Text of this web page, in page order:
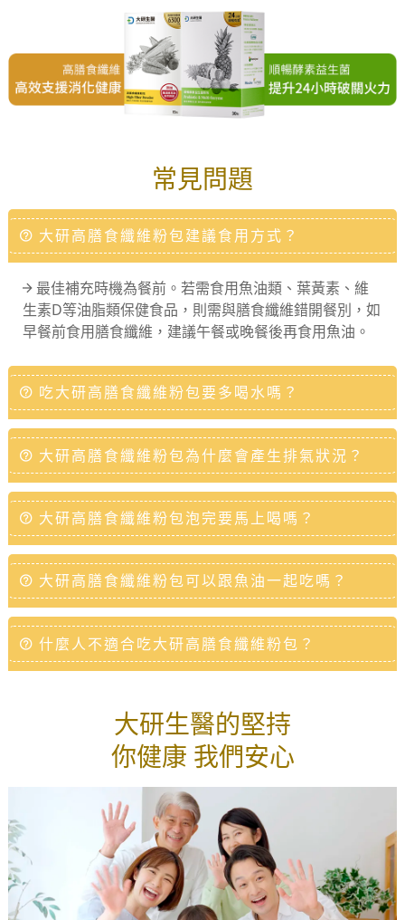
常見問題
大研高膳食纖維粉包建議食用方式？
最佳補充時機為餐前。若需食用魚油類、葉黃素、維
生素D等油脂類保健食品，則需與膳食纖維錯開餐別，如
早餐前食用膳食纖維，建議午餐或晚餐後再食用魚油。
吃大研高膳食纖維粉包要多喝水嗎？
大研高膳食纖維粉包為什麼會產生排氣狀況？
大研高膳食纖維粉包泡完要馬上喝嗎？
大研高膳食纖維粉包可以跟魚油一起吃嗎？
什麼人不適合吃大研高膳食纖維粉包？
大研生醫的堅持
你健康 我們安心